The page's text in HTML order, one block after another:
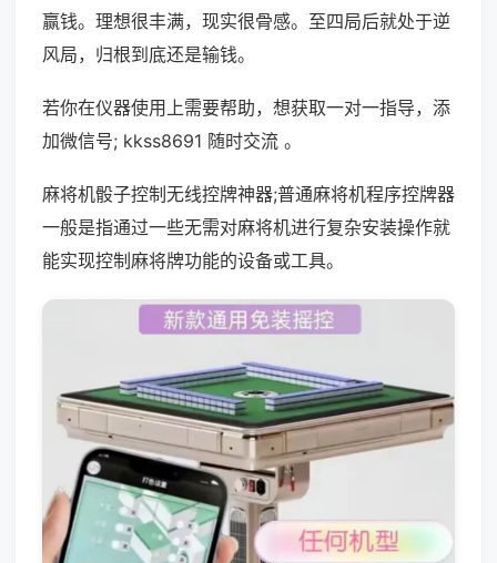
赢钱。理想很丰满，现实很骨感。至四局后就处于逆
风局，归根到底还是输钱。
若你在仪器使用上需要帮助，想获取一对一指导，添
加微信号; kkss8691 随时交流 。
麻将机骰子控制无线控牌神器;普通麻将机程序控牌器
一般是指通过一些无需对麻将机进行复杂安装操作就
能实现控制麻将牌功能的设备或工具。